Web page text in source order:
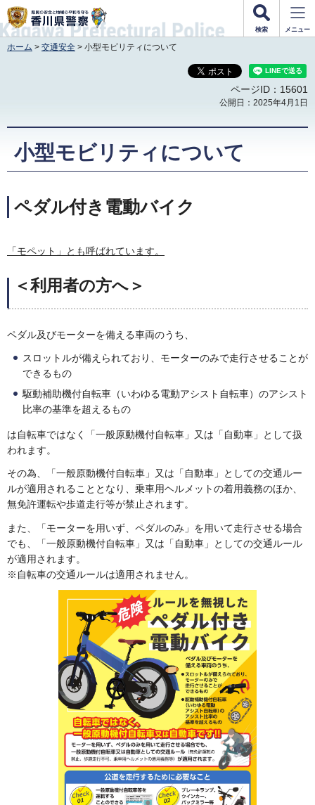
香川県警察
検索 メニュー
ホーム > 交通安全 > 小型モビリティについて
ページID：15601
公開日：2025年4月1日
小型モビリティについて
ペダル付き電動バイク
「モペット」とも呼ばれています。
＜利用者の方へ＞
ペダル及びモーターを備える車両のうち、
スロットルが備えられており、モーターのみで走行させることが
できるもの
駆動補助機付自転車（いわゆる電動アシスト自転車）のアシスト
比率の基準を超えるもの
は自転車ではなく「一般原動機付自転車」又は「自動車」として扱
われます。
その為、「一般原動機付自転車」又は「自動車」としての交通ルー
ルが適用されることとなり、乗車用ヘルメットの着用義務のほか、
無免許運転や歩道走行等が禁止されます。
また、「モーターを用いず、ペダルのみ」を用いて走行させる場合
でも、「一般原動機付自転車」又は「自動車」としての交通ルール
が適用されます。
※自転車の交通ルールは適用されません。